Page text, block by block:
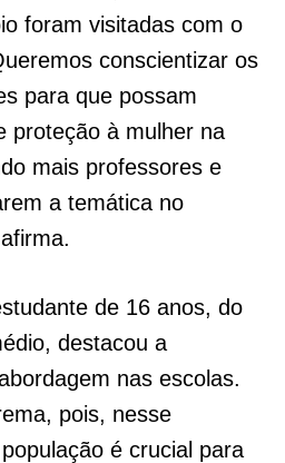
foram visitadas com o
conscientizar os
para que possam
proteção à mulher na
mais professores e
a temática no
de 16 anos, do
destacou a
nas escolas.
pois, nesse
é crucial para